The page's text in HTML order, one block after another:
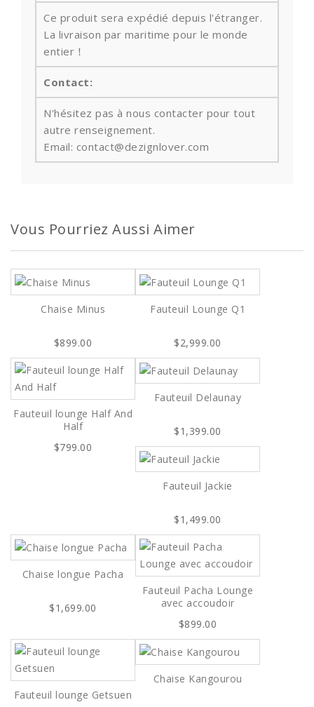
Ce produit sera expédié depuis l'étranger.
La livraison par maritime pour le monde
entier！
Contact:
N'hésitez pas à nous contacter pour tout
autre renseignement.
Email: contact@dezignlover.com
Vous Pourriez Aussi Aimer
Chaise Minus
$899.00
Fauteuil Lounge Q1
$2,999.00
Fauteuil lounge Half And
Half
$799.00
Fauteuil Delaunay
$1,399.00
Fauteuil Jackie
$1,499.00
Chaise longue Pacha
$1,699.00
Fauteuil Pacha Lounge
avec accoudoir
$899.00
Fauteuil lounge Getsuen
Chaise Kangourou